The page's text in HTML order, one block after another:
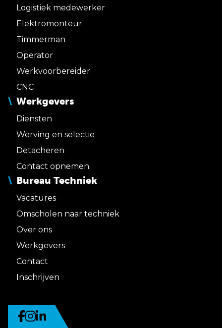
Logistiek medewerker
Elektromonteur
Timmerman
Operator
Werkvoorbereider
CNC
Werkgevers
Diensten
Werving en selectie
Detacheren
Contact opnemen
Bureau Techniek
Vacatures
Omscholen naar techniek
Over ons
Werkgevers
Contact
Inschrijven